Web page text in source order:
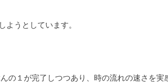
ようとしています。
の１が完了しつつあり、時の流れの速さを実